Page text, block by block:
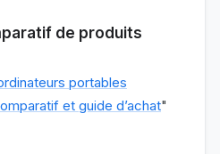
de produits
portables
et guide d’achat"